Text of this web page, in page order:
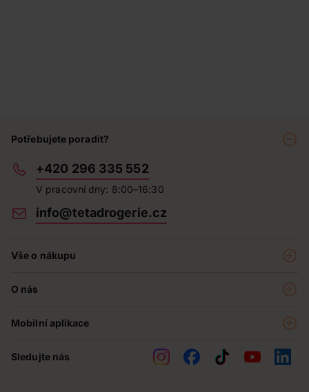
Potřebujete poradit?
+420 296 335 552
V pracovní dny: 8:00–16:30
info@tetadrogerie.cz
Vše o nákupu
Prodejny
Obchodní podmínky
O nás
Teta pomáhá
Mobilní aplikace
Sledujte nás